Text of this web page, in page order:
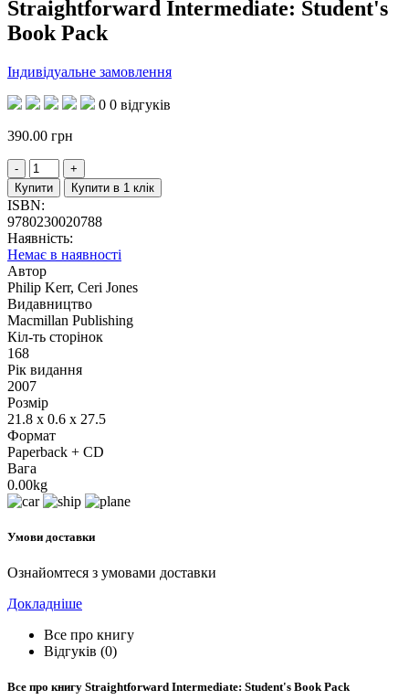
Straightforward Intermediate: Student's
Book Pack
Індивідуальне замовлення
0 0 відгуків
390.00 грн
Купити Купити в 1 клік
ISBN:
9780230020788
Наявність:
Немає в наявності
Автор
Philip Kerr, Ceri Jones
Видавництво
Macmillan Publishing
Кіл-ть сторінок
168
Рік видання
2007
Розмір
21.8 x 0.6 x 27.5
Формат
Paperback + CD
Вага
0.00kg
Умови доставки
Ознайомтеся з умовами доставки
Докладніше
Все про книгу
Відгуків (0)
Все про книгу Straightforward Intermediate: Student's Book Pack